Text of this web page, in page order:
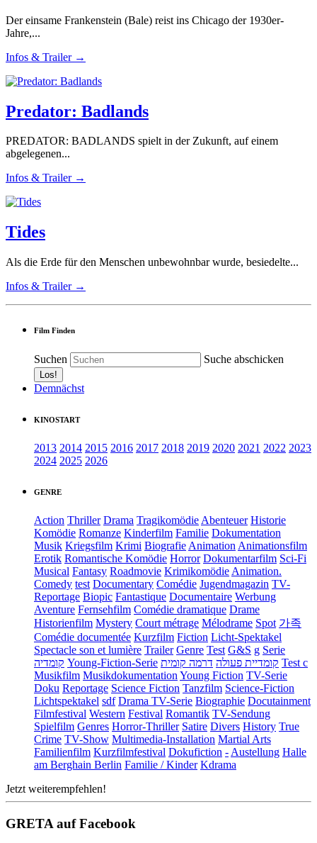
Der einsame Frankenstein (Bale) reist ins Chicago der 1930er-
Jahre,...
Infos & Trailer →
Predator: Badlands
PREDATOR: BADLANDS spielt in der Zukunft, auf einem
abgelegenen...
Infos & Trailer →
Tides
Als die Erde für den Menschen unbewohnbar wurde, besiedelte...
Infos & Trailer →
Film Finden
Suchen Suche abschicken
Demnächst
KINOSTART
2013 2014 2015 2016 2017 2018 2019 2020 2021 2022 2023
2024 2025 2026
GENRE
Action Thriller Drama Tragikomödie Abenteuer Historie
Komödie Romanze Kinderfilm Familie Dokumentation
Musik Kriegsfilm Krimi Biografie Animation Animationsfilm
Erotik Romantische Komödie Horror Dokumentarfilm Sci-Fi
Musical Fantasy Roadmovie Krimikomödie Animation.
Comedy test Documentary Comédie Jugendmagazin TV-
Reportage Biopic Fantastique Documentaire Werbung
Aventure Fernsehfilm Comédie dramatique Drame
Historienfilm Mystery Court métrage Mélodrame Spot 가족
Comédie documentée Kurzfilm Fiction Licht-Spektakel
Spectacle son et lumière Trailer Genre Test G&S g Serie
קומדיה Young-Fiction-Serie קומדיית פעולה דרמה קומית
Test c
Musikfilm Musikdokumentation Young Fiction TV-Serie
Doku Reportage Science Fiction Tanzfilm Science-Fiction
Lichtspektakel sdf Drama TV-Serie Biographie Docutainment
Filmfestival Western Festival Romantik TV-Sendung
Spielfilm Genres Horror-Thriller Satire Divers History True
Crime TV-Show Multimedia-Installation Martial Arts
Familienfilm Kurzfilmfestival Dokufiction - Austellung Halle
am Berghain Berlin Familie / Kinder Kdrama
Jetzt weiterempfehlen!
GRETA auf Facebook